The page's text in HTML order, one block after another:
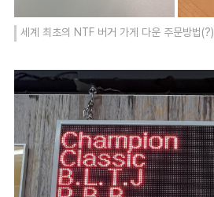
세계 최초의 NTF 버거 가게 다운 주문방법(?)